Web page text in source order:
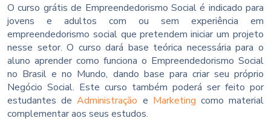
O curso grátis de Empreendedorismo Social é indicado para
jovens e adultos com ou sem experiência em
empreendedorismo social que pretendem iniciar um projeto
nesse setor. O curso dará base teórica necessária para o
aluno aprender como funciona o Empreendedorismo Social
no Brasil e no Mundo, dando base para criar seu próprio
Negócio Social. Este curso também poderá ser feito por
estudantes deAdministração e Marketing como material
complementar aos seus estudos.